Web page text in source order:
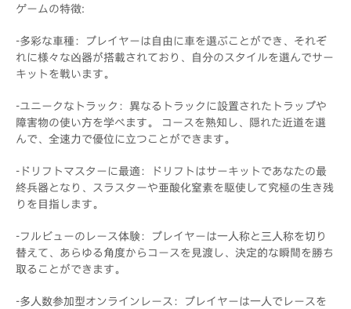
ゲームの特徴:
-多彩な車種：プレイヤーは自由に車を選ぶことができ、それぞ
れに様々な凶器が搭載されており、自分のスタイルを選んでサー
キットを戦います。
-ユニークなトラック：異なるトラックに設置されたトラップや
障害物の使い方を学べます。 コースを熟知し、隠れた近道を選
んで、全速力で優位に立つことができます。
-ドリフトマスターに最適：ドリフトはサーキットであなたの最
終兵器となり、スラスターや亜酸化窒素を駆使して究極の生き残
りを目指します。
-フルビューのレース体験：プレイヤーは一人称と三人称を切り
替えて、あらゆる角度からコースを見渡し、決定的な瞬間を勝ち
取ることができます。
-多人数参加型オンラインレース：プレイヤーは一人でレースを